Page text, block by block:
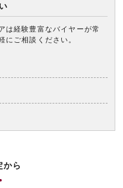
は経験豊富なバイヤーが常
にご相談ください。
から